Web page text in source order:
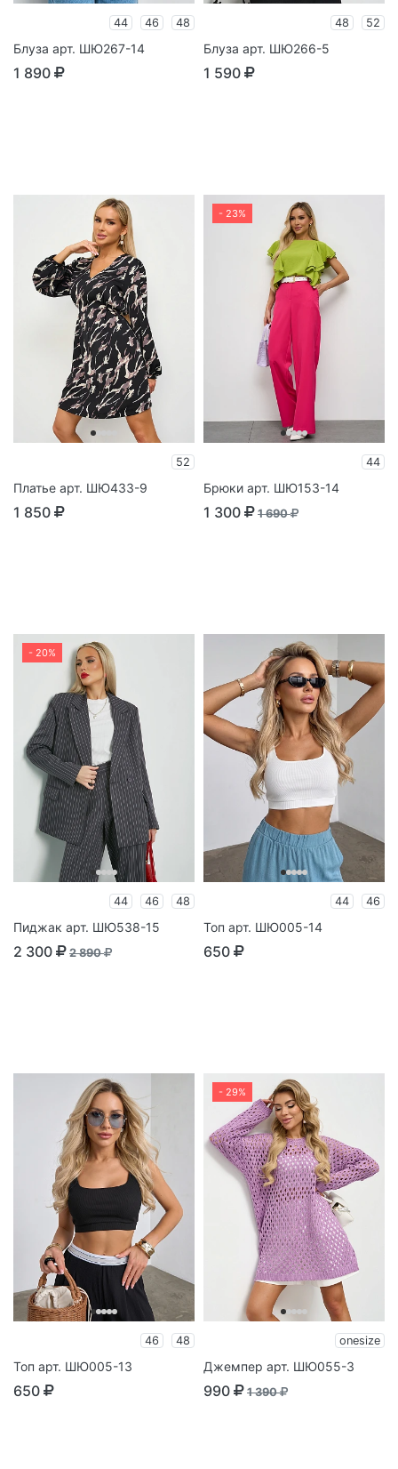
44 46 48
Блуза арт. ШЮ267-14
1 890
48 52
Блуза арт. ШЮ266-5
1 590
52
Платье арт. ШЮ433-9
1 850
- 23%
44
Брюки арт. ШЮ153-14
1 300 1 690
- 20%
44 46 48
Пиджак арт. ШЮ538-15
2 300 2 890
44 46
Топ арт. ШЮ005-14
650
46 48
Топ арт. ШЮ005-13
650
- 29%
onesize
Джемпер арт. ШЮ055-3
990 1 390